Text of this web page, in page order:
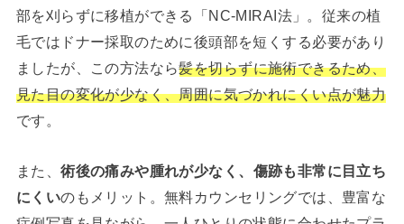
部を刈らずに移植ができる「NC-MIRAI法」。従来の植
毛ではドナー採取のために後頭部を短くする必要があり
ましたが、この方法なら髪を切らずに施術できるため、
見た目の変化が少なく、周囲に気づかれにくい点が魅力
です。
また、術後の痛みや腫れが少なく、傷跡も非常に目立ち
にくいのもメリット。無料カウンセリングでは、豊富な